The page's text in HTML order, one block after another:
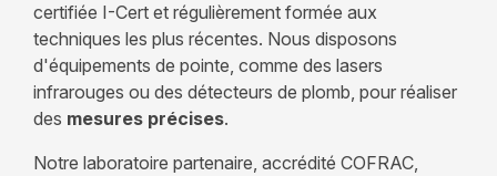
certifiée I-Cert et régulièrement formée aux
techniques les plus récentes. Nous disposons
d'équipements de pointe, comme des lasers
infrarouges ou des détecteurs de plomb, pour réaliser
des mesures précises.
Notre laboratoire partenaire, accrédité COFRAC,